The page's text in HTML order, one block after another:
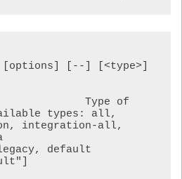
types: all,
integration-all,
default